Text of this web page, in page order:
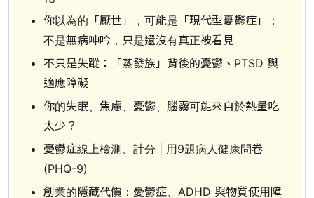
你以為的「厭世」，可能是「現代型憂鬱症」：
不是無病呻吟，只是還沒有真正被看見
不只是失蹤：「蒸發族」背後的憂鬱、PTSD 與
適應障礙
你的失眠、焦慮、憂鬱、腦霧可能來自於熱量吃
太少？
憂鬱症線上檢測、計分 | 用9題病人健康問卷
(PHQ-9)
創業的隱藏代價：憂鬱症、ADHD 與物質使用障